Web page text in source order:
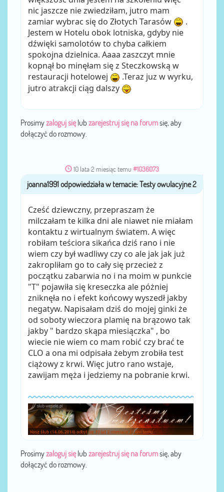
nic jaszcze nie zwiedziłam, jutro mam
zamiar wybrac się do Złotych Tarasów
.
Jestem w Hotelu obok lotniska, gdyby nie
dźwięki samolotów to chyba całkiem
spokojna dzielnica. Aaaa zaszczyt mnie
kopnął bo minęłam się z Steczkowską w
restauracji hotelowej
.Teraz juz w wyrku,
jutro atrakcji ciąg dalszy
Prosimyzaloguj sięlub zarejestruj się na forumsię, aby
dołączyć do rozmowy.
10 lata 2 miesiąc temu #1036073
przezjoanna1991
Cześć dziewczny, przepraszam że
milczałam te kilka dni ale niawet nie miałam
kontaktu z wirtualnym światem. A więc
robiłam teściora sikańca dziś rano i nie
wiem czy był wadliwy czy co ale jak jak już
zakropliłam go to cały się przecież z
początku zabarwia no i na moim w punkcie
"T" pojawiła się kreseczka ale póżniej
zniknęła no i efekt końcowy wyszedł jakby
negatyw. Napisałam dziś do mojej ginki że
od soboty wieczora plamię na brązowo tak
jakby " bardzo skąpa miesiączka" , bo
wiecie nie wiem co mam robić czy brać te
CLO a ona mi odpisała żebym zrobiła test
ciążowy z krwi. Więc jutro rano wstaje,
zawijam męża i jedziemy na pobranie krwi.
Prosimyzaloguj sięlub zarejestruj się na forumsię, aby
dołączyć do rozmowy.